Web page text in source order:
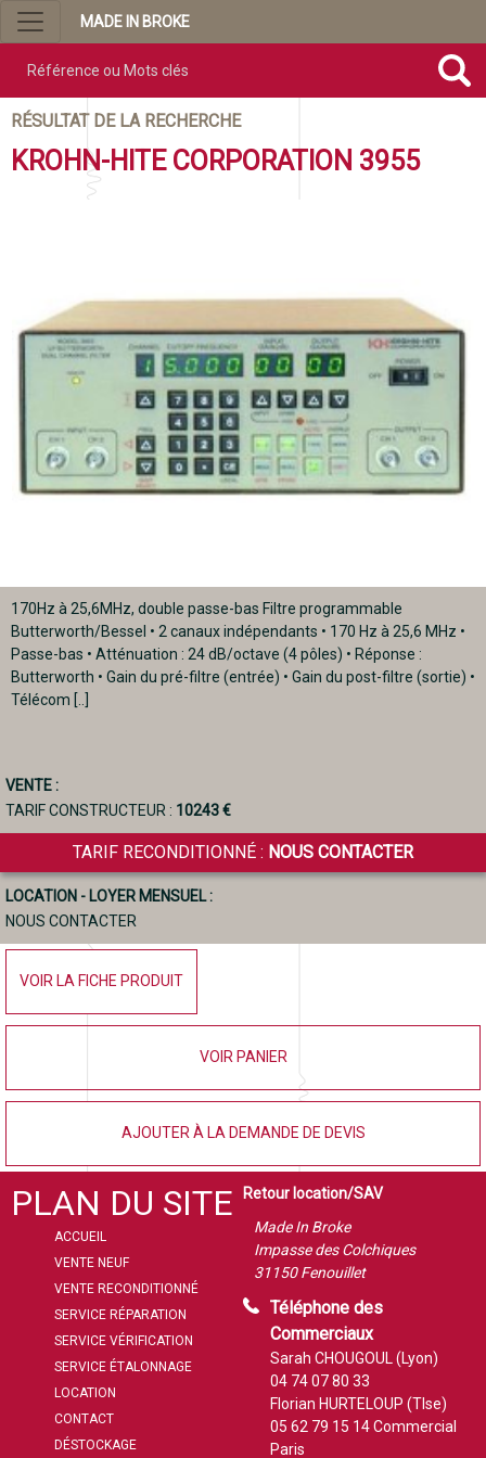
MADE IN BROKE
RÉSULTAT DE LA RECHERCHE
KROHN-HITE CORPORATION 3955
170Hz à 25,6MHz, double passe-bas Filtre programmable
Butterworth/Bessel • 2 canaux indépendants • 170 Hz à 25,6 MHz •
Passe-bas • Atténuation : 24 dB/octave (4 pôles) • Réponse :
Butterworth • Gain du pré-filtre (entrée) • Gain du post-filtre (sortie) •
Télécom [..]
VENTE :
TARIF CONSTRUCTEUR : 10243 €
TARIF RECONDITIONNÉ : NOUS CONTACTER
LOCATION - LOYER MENSUEL :
NOUS CONTACTER
VOIR LA FICHE PRODUIT
VOIR PANIER
AJOUTER À LA DEMANDE DE DEVIS
PLAN DU SITE
ACCUEIL
VENTE NEUF
VENTE RECONDITIONNÉ
SERVICE RÉPARATION
SERVICE VÉRIFICATION
SERVICE ÉTALONNAGE
LOCATION
CONTACT
DÉSTOCKAGE
Retour location/SAV
Made In Broke
Impasse des Colchiques
31150 Fenouillet
Téléphone des
Commerciaux
Sarah CHOUGOUL (Lyon)
04 74 07 80 33
Florian HURTELOUP (Tlse)
05 62 79 15 14Commercial
Paris